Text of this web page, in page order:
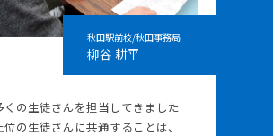
秋田駅前校/秋田事務局
柳谷 耕平
くの生徒さんを担当してきました
の生徒さんに共通することは、